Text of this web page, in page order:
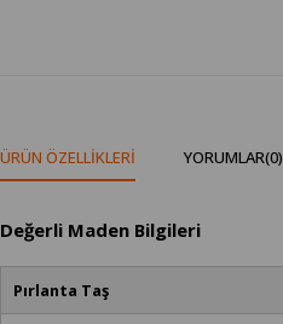
ÜRÜN ÖZELLIKLERI YORUMLAR(0)
Değerli Maden Bilgileri
Pırlanta Taş